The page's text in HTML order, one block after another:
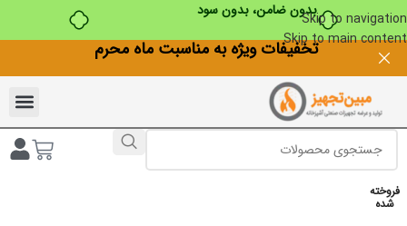
بدون ضامن، بدون سودSkip to navigation
Skip to main contentتخفیفات ویژه به مناسبت ماه محرم
فروخته
شده